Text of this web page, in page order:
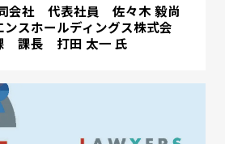
会社 代表社員 佐々木 毅尚
スホールディングス株式会
課長 打田 太一 氏